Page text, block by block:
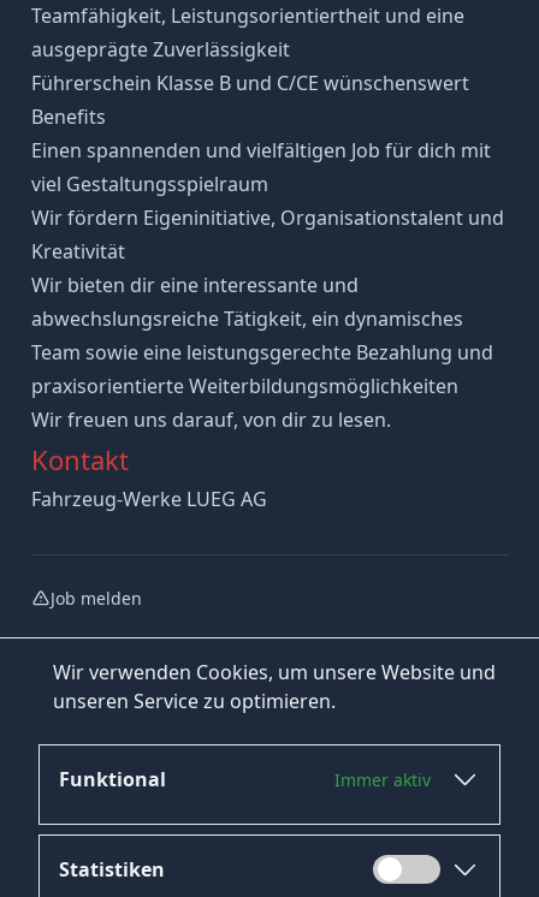
Wir verwenden Cookies, um unsere Website und
unseren Service zu optimieren.
Funktional Immer aktiv
Statistiken
Teamfähigkeit, Leistungsorientiertheit und eine
ausgeprägte Zuverlässigkeit
Führerschein Klasse B und C/CE wünschenswert
Benefits
Einen spannenden und vielfältigen Job für dich mit
viel Gestaltungsspielraum
Wir fördern Eigeninitiative, Organisationstalent und
Kreativität
Wir bieten dir eine interessante und
abwechslungsreiche Tätigkeit, ein dynamisches
Team sowie eine leistungsgerechte Bezahlung und
praxisorientierte Weiterbildungsmöglichkeiten
Wir freuen uns darauf, von dir zu lesen.
Kontakt
Fahrzeug-Werke LUEG AG
Job melden
Jetzt bewerben